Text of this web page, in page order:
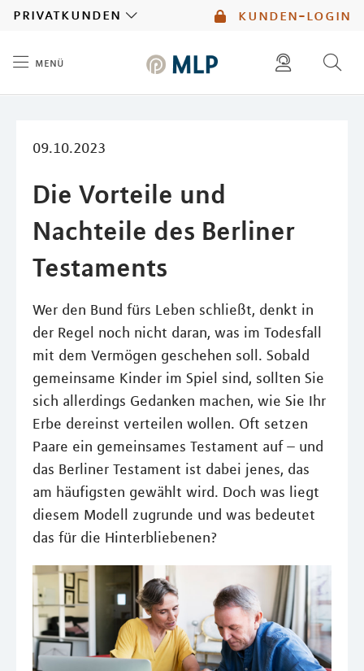
kunden-login
privatkunden
menü
09.10.2023
Die Vorteile und
Nachteile des Berliner
Testaments
Wer den Bund fürs Leben schließt, denkt in
der Regel noch nicht daran, was im Todesfall
mit dem Vermögen geschehen soll. Sobald
gemeinsame Kinder im Spiel sind, sollten Sie
sich allerdings Gedanken machen, wie Sie Ihr
Erbe dereinst verteilen wollen. Oft setzen
Paare ein gemeinsames Testament auf – und
das Berliner Testament ist dabei jenes, das
am häufigsten gewählt wird. Doch was liegt
diesem Modell zugrunde und was bedeutet
das für die Hinterbliebenen?